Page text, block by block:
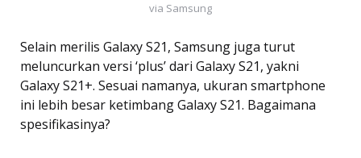
via Samsung
Selain merilis Galaxy S21, Samsung juga turut
meluncurkan versi ‘plus’ dari Galaxy S21, yakni
Galaxy S21+. Sesuai namanya, ukuran smartphone
ini lebih besar ketimbang Galaxy S21. Bagaimana
spesifikasinya?